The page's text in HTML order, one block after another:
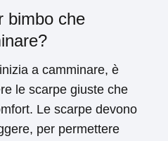
bimbo che
a camminare, è
le scarpe giuste che
Le scarpe devono
per permettere